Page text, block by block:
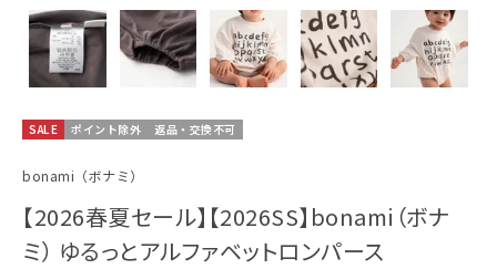
SALE ポイント除外 返品・交換不可
bonami（ボナミ）
【2026春夏セール】【2026SS】bonami（ボナ
ミ） ゆるっとアルファベットロンパース